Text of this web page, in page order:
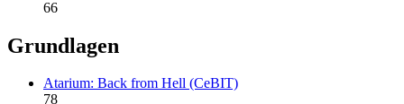
66
Grundlagen
Atarium: Back from Hell (CeBIT)
78